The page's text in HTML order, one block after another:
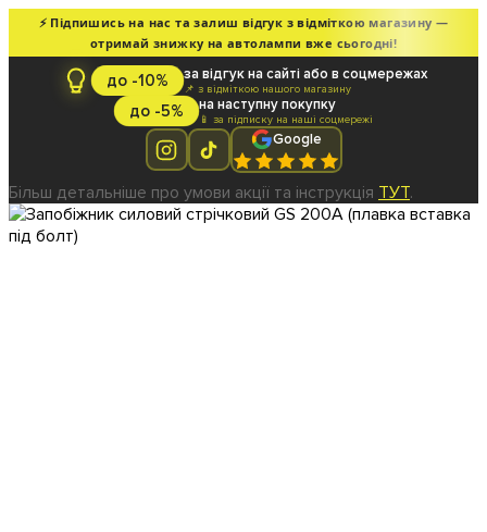
⚡ Підпишись на нас та залиш відгук з відміткою магазину —
отримай знижку на автолампи вже сьогодні!
до -10% за відгук на сайті або в соцмережах
📌 з відміткою нашого магазину
до -5% на наступну покупку
📱 за підписку на наші соцмережі
Google
Більш детальніше про умови акції та інструкція ТУТ.